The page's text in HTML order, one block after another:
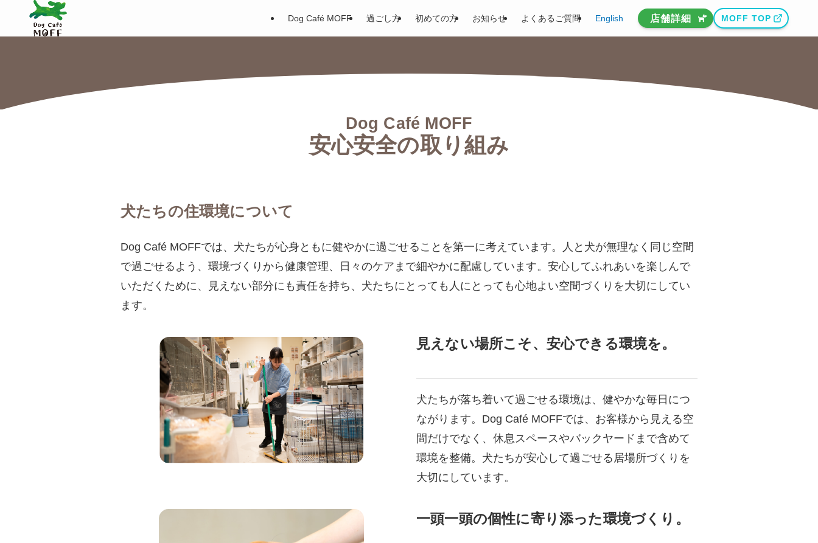
Dog Café MOFF 過ごし方 初めての方 お知らせ よくあるご質問 English 店舗詳細 MOFF TOP
Dog Café MOFF
安心安全の取り組み
犬たちの住環境について
Dog Café MOFFでは、犬たちが心身ともに健やかに過ごせることを第一に考えています。人と犬が無理なく同じ空間
で過ごせるよう、環境づくりから健康管理、日々のケアまで細やかに配慮しています。安心してふれあいを楽しんで
いただくために、見えない部分にも責任を持ち、犬たちにとっても人にとっても心地よい空間づくりを大切にしてい
ます。
見えない場所こそ、安心できる環境を。
犬たちが落ち着いて過ごせる環境は、健やかな毎日につ
ながります。Dog Café MOFFでは、お客様から見える空
間だけでなく、休息スペースやバックヤードまで含めて
環境を整備。犬たちが安心して過ごせる居場所づくりを
大切にしています。
一頭一頭の個性に寄り添った環境づくり。